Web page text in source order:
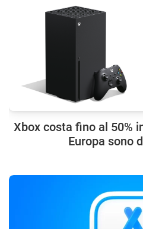
Xbox costa fino al 50%
Europa sono